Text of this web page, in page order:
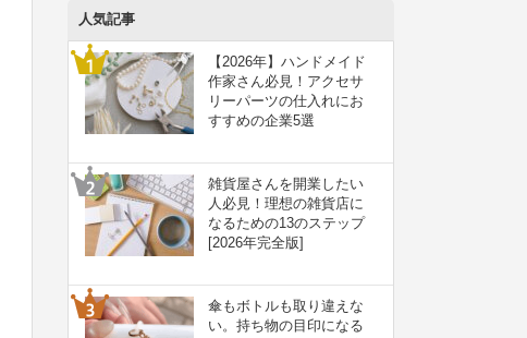
人気記事
【2026年】ハンドメイド
作家さん必見！アクセサ
リーパーツの仕入れにお
すすめの企業5選
雑貨屋さんを開業したい
人必見！理想の雑貨店に
なるための13のステップ
[2026年完全版]
傘もボトルも取り違えな
い。持ち物の目印になる